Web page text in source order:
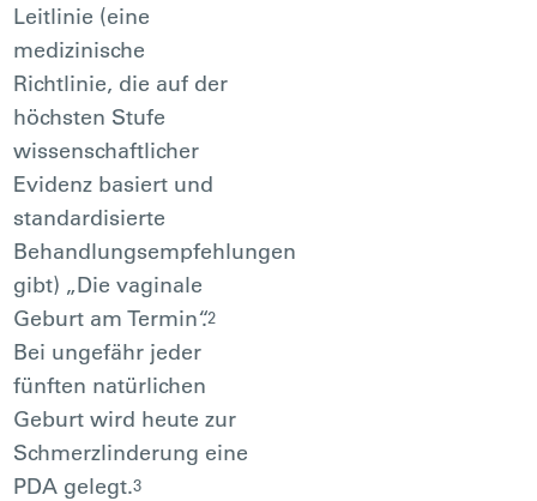
Leitlinie (eine
medizinische
Richtlinie, die auf der
höchsten Stufe
wissenschaftlicher
Evidenz basiert und
standardisierte
Behandlungsempfehlungen
gibt) „Die vaginale
Geburt am Termin“.2
Bei ungefähr jeder
fünften natürlichen
Geburt wird heute zur
Schmerzlinderung eine
PDA gelegt.3